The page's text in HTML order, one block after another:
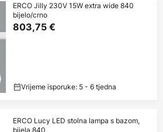
ERCO Jilly 230V 15W extra wide 840
bijelo/crno
803,75 €
Vrijeme isporuke: 5 - 6 tjedna
ERCO Lucy LED stolna lampa s bazom,